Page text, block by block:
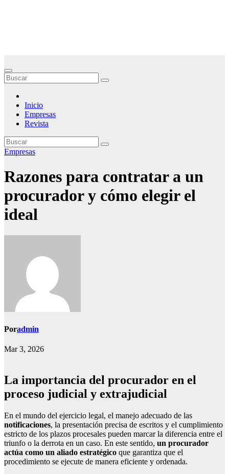
Inicio
Empresas
Revista
Empresas
Razones para contratar a un
procurador y cómo elegir el
ideal
Poradmin
Mar 3, 2026
La importancia del procurador en el
proceso judicial y extrajudicial
En el mundo del ejercicio legal, el manejo adecuado de las
notificaciones, la presentación precisa de escritos y el cumplimiento
estricto de los plazos procesales pueden marcar la diferencia entre el
triunfo o la derrota en un caso. En este sentido, un procurador
actúa como un aliado estratégico que garantiza que el
procedimiento se ejecute de manera eficiente y ordenada.